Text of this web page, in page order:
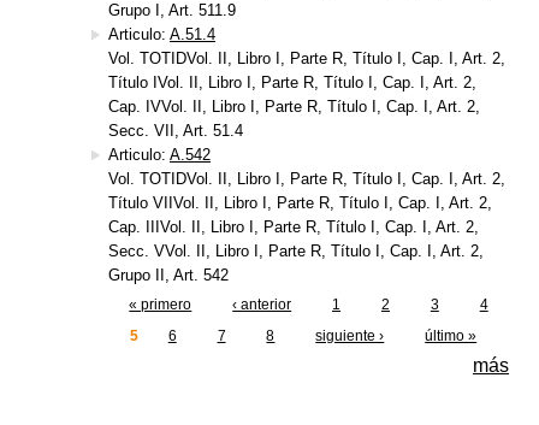
Grupo I, Art. 511.9
Articulo: A.51.4
Vol. TOTIDVol. II, Libro I, Parte R, Título I, Cap. I, Art. 2,
Título IVol. II, Libro I, Parte R, Título I, Cap. I, Art. 2,
Cap. IVVol. II, Libro I, Parte R, Título I, Cap. I, Art. 2,
Secc. VII, Art. 51.4
Articulo: A.542
Vol. TOTIDVol. II, Libro I, Parte R, Título I, Cap. I, Art. 2,
Título VIIVol. II, Libro I, Parte R, Título I, Cap. I, Art. 2,
Cap. IIIVol. II, Libro I, Parte R, Título I, Cap. I, Art. 2,
Secc. VVol. II, Libro I, Parte R, Título I, Cap. I, Art. 2,
Grupo II, Art. 542
« primero ‹ anterior 1 2 3
4
5
6 7 8 siguiente › último »
más